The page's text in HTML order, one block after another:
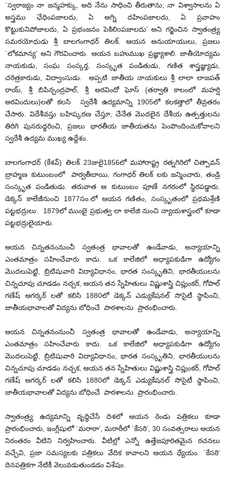
`స్వరాజ్యం నా జన్మహక్కు, అది నేను సాధించి తీరుతాను; నా విశ్వాసాలను ఏ
అస్త్రము ఛేధింపజాలదు, ఏ అగ్ని దహింపజాలదు, ఏ ప్రవాహం
కొట్టుకునిపోజాలదు, ఏ ప్రభంజనం పెకిలిoపజాలదు’ అని గర్జించిన స్వాతంత్ర్య
సమరయోధుడు శ్రీ బాలగంగాధర్ తిలక్. ఆయన అనుయాయులు, ప్రజలు
`లోకమాన్య’ అని గౌరవించారు. ఆయన బహుముఖ ప్రజ్ఞ్యాశాలి. జాతీయోద్యమ
నాయకుడు, సంఘ సంస్కర్త, సంస్కృత పండితుడు, గణిత శాస్త్రజ్ఞ్యుడు,
చరిత్రకారుడు, విద్వాంసుడు. అప్పటి జాతీయ నాయకులు శ్రీ లాలా లాజపత్
రాయ్, శ్రీ బిపిన్చంద్రపాల్, శ్రీ అరవిందో ఘోస్ (తర్వాతి కాలంలో మహర్షి
అరవిందులు)లతో కలసి స్వదేశీ ఉద్యమాన్ని 1905లో కలకత్తాలో తీవ్రతరం
చేసారు. విదేశీవస్తు బహిష్కరణ చేస్తూ, చేనేత మొదలైన దేశీయ ఉత్పత్తులను
తిరిగి పునరుద్ధరించి, ప్రజలు భారతీయ జాతీయతను పెంపొందించుకోవాలని
స్వదేశీ ఉద్యమ ముఖ్య ఉద్దేశం.
బాలగంగాధర్ (కేశవ్) తిలక్ 23జులై1856లో మహారాష్ట్ర రత్నగిరిలో చిత్పావన్
బ్రాహ్మణ కుటుంబంలో పార్వతీబాయి, గంగాధర్ తిలక్ లకు జన్మించారు, తండ్రి
సంస్కృత పండితుడు. తరువాత ఆ కుటుంబం పూణే నగరంలో స్థిరపడ్డారు.
డెక్కన్ కాలేజీనుంచి 1877సం.లో ఆయన గణితం, సంస్కృతంలో ప్రథమశ్రేణి
పట్టభద్రులు. 1879లో ముంబై ప్రభుత్వ లా కాలేజి నుంచి న్యాయశాస్త్రంలో కూడా
పట్టభద్రులైయారు.
ఆయన చిన్నతనంనుంచీ స్వతంత్ర భావాలతో ఉండేవాడు, అన్యాయాన్ని
ఎంతమాత్రం సహించేవారు కాదు. ఒక కాలేజిలో అధ్యాపకుడిగా ఉద్యోగం
మొదలుపెట్టి, బ్రిటిషువారి విద్యావిధానం, భారత సంస్కృతిని, భారతీయులను
చిన్నచూపు చూడడం నచ్చక, ఆయన తన స్నేహితులు విష్ణుశాస్త్రి చిప్లుంకర్, గోపాల్
గణేష్ ఆగర్కర్ లతో కలిసి 1880లో డెక్కన్ ఎడ్యుకేషనల్ సొసైటీ స్థాపించి,
జాతీయభావాలతో విద్యను బోధించే పాఠశాలను ప్రారంభించారు.
ఆయన చిన్నతనంనుంచీ స్వతంత్ర భావాలతో ఉండేవాడు, అన్యాయాన్ని
ఎంతమాత్రం సహించేవారు కాదు. ఒక కాలేజిలో అధ్యాపకుడిగా ఉద్యోగం
మొదలుపెట్టి, బ్రిటిషువారి విద్యావిధానం, భారత సంస్కృతిని, భారతీయులను
చిన్నచూపు చూడడం నచ్చక, ఆయన తన స్నేహితులు విష్ణుశాస్త్రి చిప్లుంకర్, గోపాల్
గణేష్ ఆగర్కర్ లతో కలిసి 1880లో డెక్కన్ ఎడ్యుకేషనల్ సొసైటీ స్థాపించి,
జాతీయభావాలతో విద్యను బోధించే పాఠశాలను ప్రారంభించారు.
స్వాతంత్ర్య ఉద్యమాన్ని వృద్ధిచేసే దిశలో ఆయన రెండు పత్రికలు కూడా
ప్రారంభించారు, ఇంగ్లీషులో `మరాఠా’, మరాఠీలో `కేసరి’, 30 సంవత్సరాలు ఆయన
నిరంతరం వీటిని నిర్వహించారు. వీటిల్లో ఎన్నో ఉత్తేజపూరితమైన రచనలు
వచ్చేవి, ప్రజా సమస్యలకు పత్రికలు వేదిక కావాలని ఆయన ధ్యేయం. `కేసరి’
దినపత్రికగా నేటికీ వెలువడుతుండడం విశేషం.